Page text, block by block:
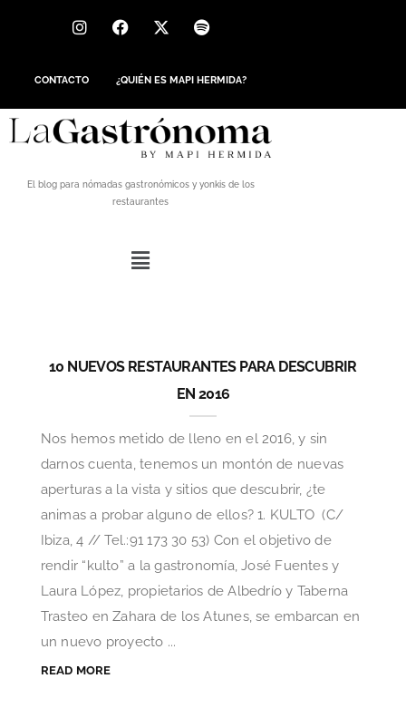
CONTACTO ¿QUIÉN ES MAPI HERMIDA?
El blog para nómadas gastronómicos y yonkis de los
restaurantes
10 NUEVOS RESTAURANTES PARA DESCUBRIR
EN 2016
Nos hemos metido de lleno en el 2016, y sin
darnos cuenta, tenemos un montón de nuevas
aperturas a la vista y sitios que descubrir, ¿te
animas a probar alguno de ellos? 1. KULTO (C/
Ibiza, 4 // Tel.:91 173 30 53) Con el objetivo de
rendir “kulto” a la gastronomía, José Fuentes y
Laura López, propietarios de Albedrío y Taberna
Trasteo en Zahara de los Atunes, se embarcan en
un nuevo proyecto ...
READ MORE